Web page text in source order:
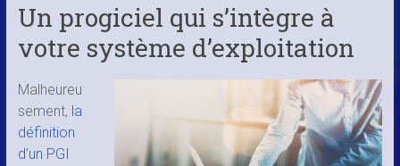
Un progiciel qui s’intègre à
votre système d’exploitation
Malheureu
sement, la
définition
d’un PGI